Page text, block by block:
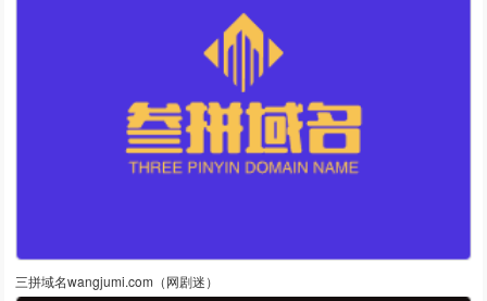
三拼域名wangjumi.com（网剧迷）